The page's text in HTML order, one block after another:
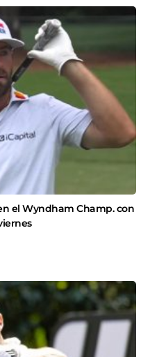
el Wyndham Champ. con